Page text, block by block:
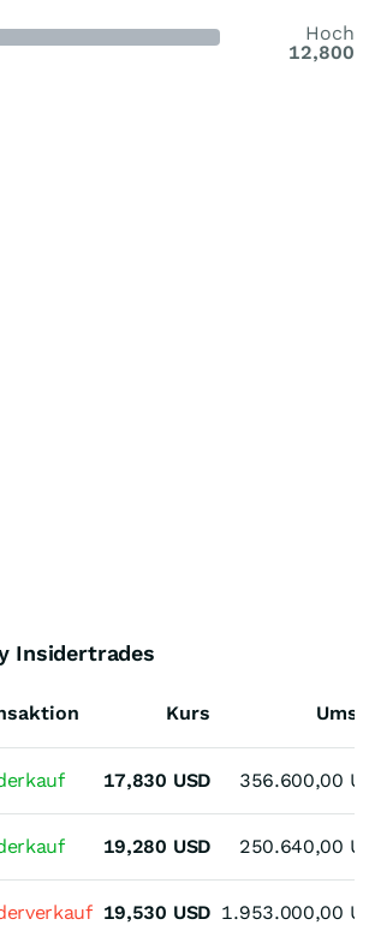
Hoch
12,800
Insidertrades
Kurs
17,830 USD 356.600,00
19,280 USD 250.640,00
19,530 USD 1.953.000,00